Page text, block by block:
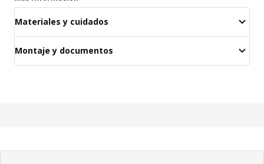
Materiales y cuidados
Montaje y documentos